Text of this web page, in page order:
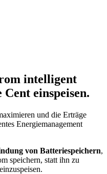
intelligent
einspeisen.
und die Erträge
Energiemanagement
von Batteriespeichern,
speichern, statt ihn zu